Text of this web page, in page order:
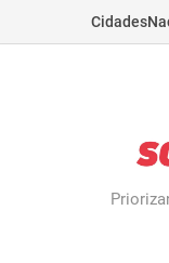
Cidades